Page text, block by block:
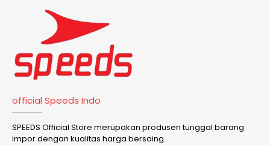
official Speeds Indo
SPEEDS Official Store merupakan produsen tunggal barang
impor dengan kualitas harga bersaing.